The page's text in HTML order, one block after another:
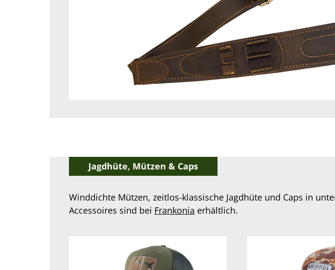
Jagdhüte, Mützen & Caps
Winddichte Mützen, zeitlos-klassische Jagdhüte und Caps in
Accessoires sind bei Frankonia erhältlich.